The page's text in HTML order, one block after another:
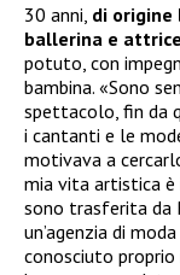
30 anni, di origine
ballerina e
potuto, con
bambina. «Sono
spettacolo, fin da
i cantanti e le
motivava a
mia vita artistica
sono trasferita da
un’agenzia di
conosciuto proprio